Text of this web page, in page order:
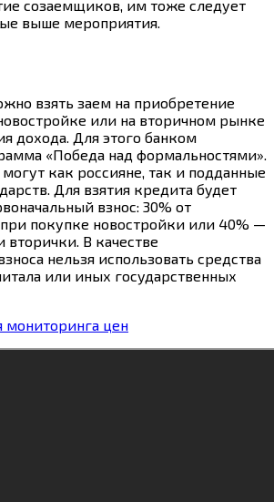
созаемщиков, им тоже следует
выше мероприятия.
взять заем на приобретение
или на вторичном рынке
дохода. Для этого банком
«Победа над формальностями».
могут как россияне, так и подданные
Для взятия кредита будет
взнос: 30% от
покупке новостройки или 40% —
В качестве
нельзя использовать средства
или иных государственных